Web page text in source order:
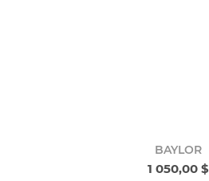
BAYLOR
1 050,00 $